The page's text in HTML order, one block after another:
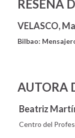
RESEÑA
VELASCO,
Bilbao:
AUTORA
Beatriz
Centro del